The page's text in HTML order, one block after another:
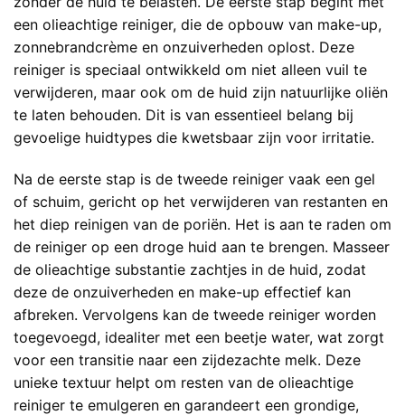
een olieachtige reiniger, die de opbouw van make-up,
zonnebrandcrème en onzuiverheden oplost. Deze
reiniger is speciaal ontwikkeld om niet alleen vuil te
verwijderen, maar ook om de huid zijn natuurlijke oliën
te laten behouden. Dit is van essentieel belang bij
gevoelige huidtypes die kwetsbaar zijn voor irritatie.
Na de eerste stap is de tweede reiniger vaak een gel
of schuim, gericht op het verwijderen van restanten en
het diep reinigen van de poriën. Het is aan te raden om
de reiniger op een droge huid aan te brengen. Masseer
de olieachtige substantie zachtjes in de huid, zodat
deze de onzuiverheden en make-up effectief kan
afbreken. Vervolgens kan de tweede reiniger worden
toegevoegd, idealiter met een beetje water, wat zorgt
voor een transitie naar een zijdezachte melk. Deze
unieke textuur helpt om resten van de olieachtige
reiniger te emulgeren en garandeert een grondige,